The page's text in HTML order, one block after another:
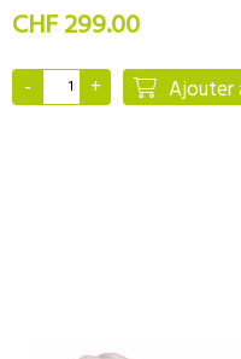
CHF 299.00
Ajouter